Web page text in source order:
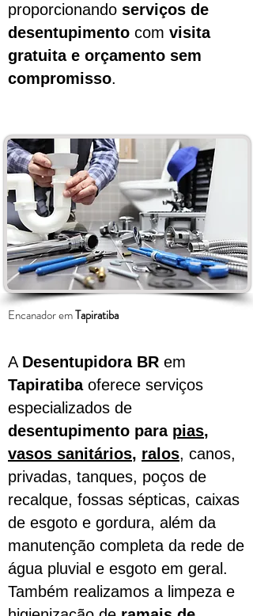
proporcionando serviços de
desentupimento com visita
gratuita e orçamento sem
compromisso.
Encanador emTapiratiba
A Desentupidora BR em
Tapiratibaoferece serviços
especializados de
desentupimento para pias,
vasos sanitários, ralos, canos,
privadas, tanques, poços de
recalque, fossas sépticas, caixas
de esgoto e gordura, além da
manutenção completa da rede de
água pluvial e esgoto em geral.
Também realizamos a limpeza e